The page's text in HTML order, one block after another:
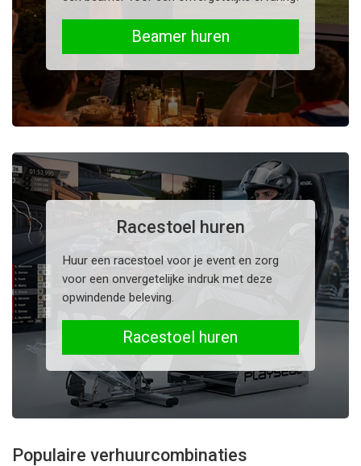
Beamer huren
Racestoel huren
Huur een racestoel voor je event en zorg
voor een onvergetelijke indruk met deze
opwindende beleving.
Racestoel huren
Populaire verhuurcombinaties